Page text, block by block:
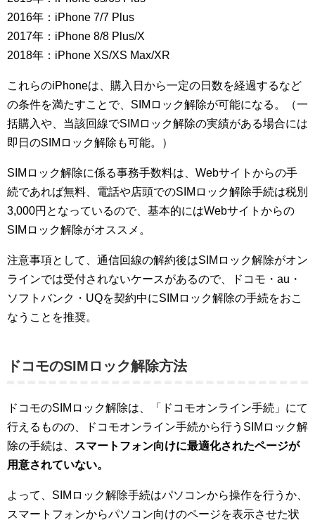
2016年：iPhone 7/7 Plus
2017年：iPhone 8/8 Plus/X
2018年：iPhone XS/XS Max/XR
これらのiPhoneは、購入日から一定の日数を経過するなど
の条件を満たすことで、SIMロック解除が可能になる。（一
括購入や、当該回線でSIMロック解除の実績がある場合には
即日のSIMロック解除も可能。）
SIMロック解除に係る事務手数料は、Webサイトからの手
続であれば無料、電話や店頭でのSIMロック解除手続は税別
3,000円となっているので、基本的にはWebサイトからの
SIMロック解除がオススメ。
注意事項として、通信回線の解約後はSIMロック解除がオン
ラインでは受付されないケースがあるので、ドコモ・au・
ソフトバンク・UQを契約中にSIMロック解除の手続をおこ
なうことを推奨。
ドコモのSIMロック解除方法
ドコモのSIMロック解除は、「ドコモオンライン手続」にて
行えるものの、ドコモオンライン手続から行うSIMロック解
除の手続は、
スマートフォン向けに最適化されたページが
用意されていない。
よって、SIMロック解除手続はパソコンから操作を行うか、
スマートフォンからパソコン向けのページを表示させた状